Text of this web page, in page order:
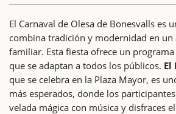
El Carnaval de Olesa de Bonesvalls es
combina tradición y modernidad en
familiar. Esta fiesta ofrece un
que se adaptan a todos los públicos. El
que se celebra en la Plaza Mayor, es
más esperados, donde los
velada mágica con música y disfraces